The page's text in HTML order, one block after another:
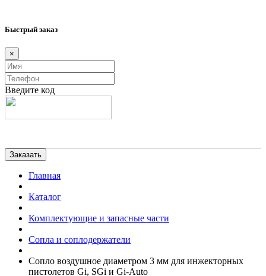
Быстрый заказ
×
Введите код
Главная
Каталог
Комплектующие и запасные части
Сопла и соплодержатели
Сопло воздушное диаметром 3 мм для инжекторных
пистолетов Gi, SGi и Gi-Auto